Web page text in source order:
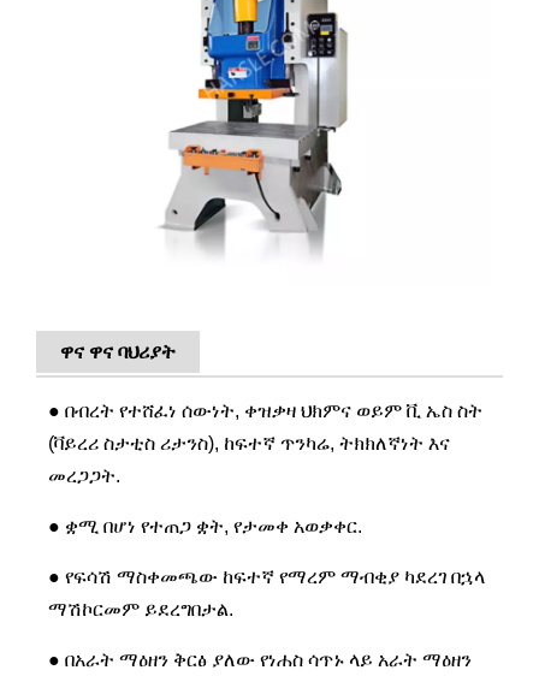
ዋና ዋና ባህሪያት
● በብረት የተሸፈነ ሰውነት, ቀዝቃዛ ህክምና ወይም ቪ ኤስ ስት
(ቫይረሪ ስታቲስ ሪታንስ), ከፍተኛ ጥንካሬ, ትክክለኛነት እና
መረጋጋት.
● ቋሚ በሆነ የተጠጋ ቋት, የታመቀ አወቃቀር.
● የፍሳሽ ማስቀመጫው ከፍተኛ የማረም ማብቂያ ካደረገ በኋላ
ማሽኮርመም ይደረግበታል.
● በአራት ማዕዘን ቅርፅ ያለው የነሐስ ሳጥኑ ላይ አራት ማዕዘን